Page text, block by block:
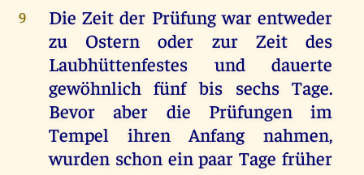
9
Die Zeit der Prüfung war entweder
zu Ostern oder zur Zeit des
Laubhüttenfestes und dauerte
gewöhnlich fünf bis sechs Tage.
Bevor aber die Prüfungen im
Tempel ihren Anfang nahmen,
wurden schon ein paar Tage früher